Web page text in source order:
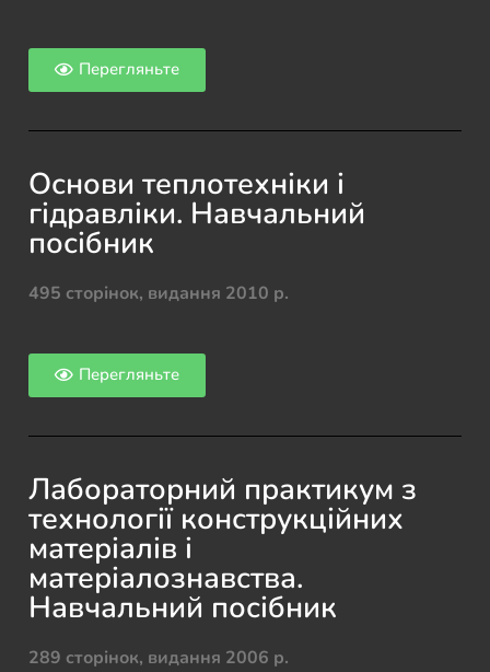
Перегляньте
Основи теплотехніки і
гідравліки. Навчальний
посібник
495 сторінок, видання 2010 р.
Перегляньте
Лабораторний практикум з
технології конструкційних
матеріалів і
матеріалознавства.
Навчальний посібник
289 сторінок, видання 2006 р.